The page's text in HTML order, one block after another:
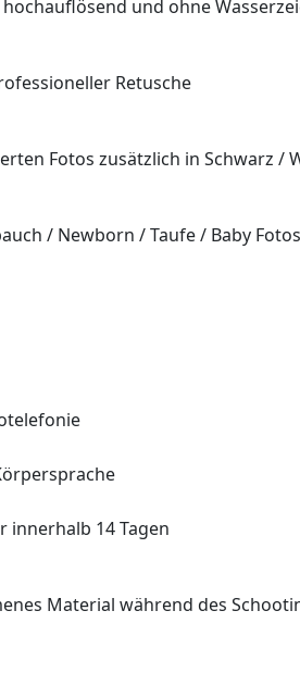
hochauflösend und ohne
Retusche
Fotos zusätzlich in Schwarz /
/ Newborn / Taufe / Baby
innerhalb 14Tagen
Material während des